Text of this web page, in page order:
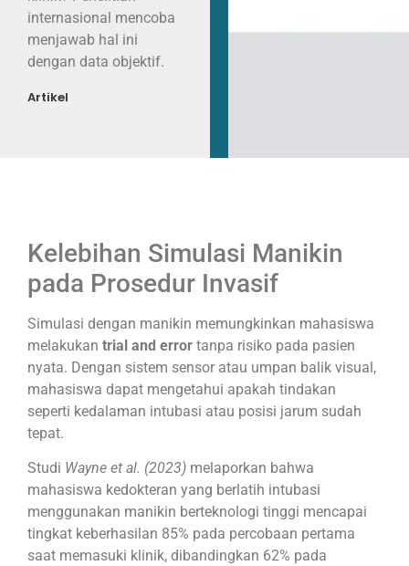
internasional mencoba
menjawab hal ini
dengan data objektif.
Artikel
Kelebihan Simulasi Manikin
pada Prosedur Invasif
Simulasi dengan manikin memungkinkan mahasiswa
melakukan trial and error tanpa risiko pada pasien
nyata. Dengan sistem sensor atau umpan balik visual,
mahasiswa dapat mengetahui apakah tindakan
seperti kedalaman intubasi atau posisi jarum sudah
tepat.
Studi Wayne et al. (2023) melaporkan bahwa
mahasiswa kedokteran yang berlatih intubasi
menggunakan manikin berteknologi tinggi mencapai
tingkat keberhasilan 85% pada percobaan pertama
saat memasuki klinik, dibandingkan 62% pada